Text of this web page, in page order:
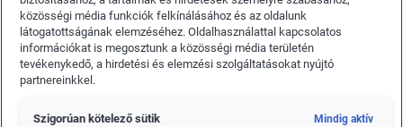
közösségi média funkciók felkínálásához és az oldalunk
látogatottságának elemzéséhez. Oldalhasználattal kapcsolatos
információkat is megosztunk a közösségi média területén
tevékenykedő, a hirdetési és elemzési szolgáltatásokat nyújtó
partnereinkkel.
Szigorúan kötelező sütik Mindig aktív